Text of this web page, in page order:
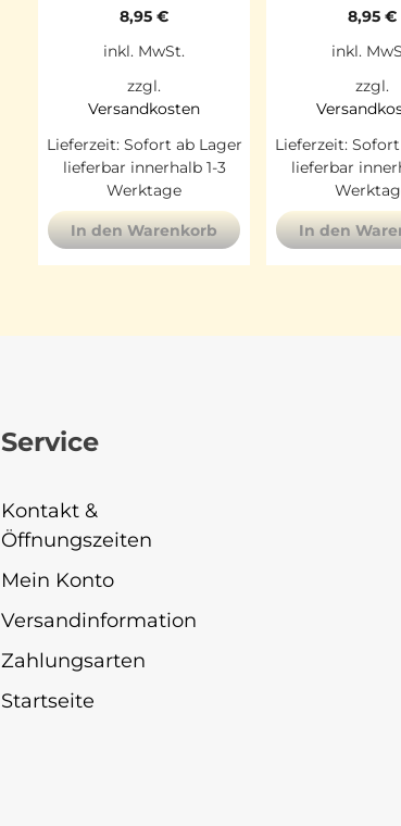
8,95 €
inkl. MwSt.
zzgl.
Versandkosten
Lieferzeit: Sofort ab Lager
lieferbar innerhalb 1-3
Werktage
In den Warenkorb
8,95 €
inkl.
zzgl.
Lieferzeit:
lieferbar
In den
Service
Kontakt &
Öffnungszeiten
Mein Konto
Versandinformation
Zahlungsarten
Startseite